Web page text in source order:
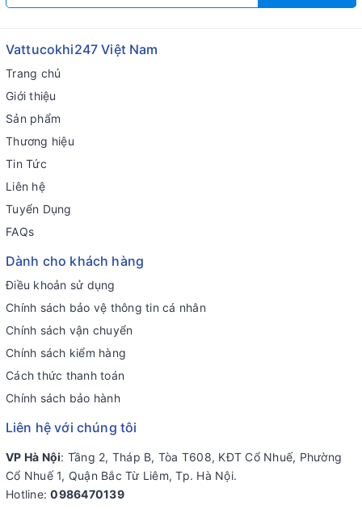
Vattucokhi247 Việt Nam
Trang chủ
Giới thiệu
Sản phẩm
Thương hiệu
Tin Tức
Liên hệ
Tuyển Dụng
FAQs
Dành cho khách hàng
Điều khoản sử dụng
Chính sách bảo vệ thông tin cá nhân
Chính sách vận chuyển
Chính sách kiểm hàng
Cách thức thanh toán
Chính sách bảo hành
Liên hệ với chúng tôi
VP Hà Nội: Tầng 2, Tháp B, Tòa T608, KĐT Cổ Nhuế, Phường
Cổ Nhuế 1, Quận Bắc Từ Liêm, Tp. Hà Nội.
Hotline:0986470139